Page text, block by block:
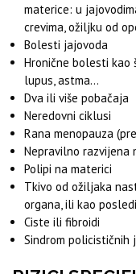
materice: u
crevima, ožiljku od
Bolesti jajovoda
Hronične bolesti kao
lupus, astma…
Dva ili više pobačaja
Neredovni ciklusi
Rana menopauza
Nepravilno razvijena
Polipi na materici
Tkivo od ožiljaka
organa, ili kao
Ciste ili fibroidi
Sindrom policističnih